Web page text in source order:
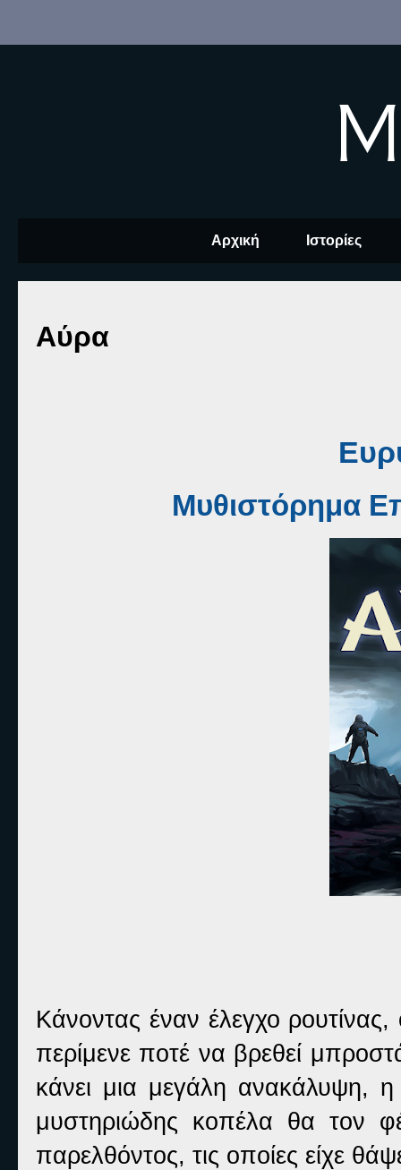
Αρχική Ιστορίες
Αύρα
Μυθιστόρημα
Κάνοντας έναν έλεγχο
περίμενε ποτέ να βρεθεί
κάνει μια μεγάλη ανακάλυψη,
μυστηριώδης κοπέλα θα τον
παρελθόντος, τις οποίες είχε